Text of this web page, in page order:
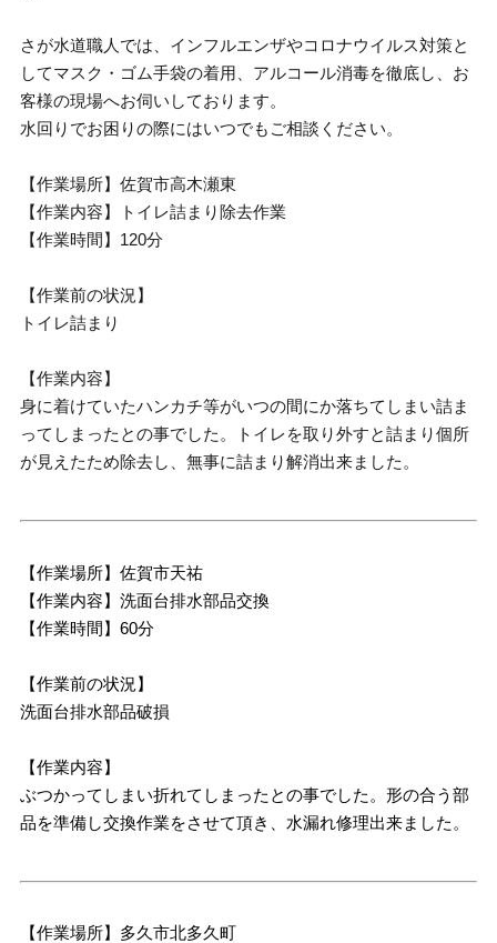
さが水道職人では、インフルエンザやコロナウイルス対策と
してマスク・ゴム手袋の着用、アルコール消毒を徹底し、お
客様の現場へお伺いしております。
水回りでお困りの際にはいつでもご相談ください。
【作業場所】佐賀市高木瀬東
【作業内容】トイレ詰まり除去作業
【作業時間】120分
【作業前の状況】
トイレ詰まり
【作業内容】
身に着けていたハンカチ等がいつの間にか落ちてしまい詰ま
ってしまったとの事でした。トイレを取り外すと詰まり個所
が見えたため除去し、無事に詰まり解消出来ました。
【作業場所】佐賀市天祐
【作業内容】洗面台排水部品交換
【作業時間】60分
【作業前の状況】
洗面台排水部品破損
【作業内容】
ぶつかってしまい折れてしまったとの事でした。形の合う部
品を準備し交換作業をさせて頂き、水漏れ修理出来ました。
【作業場所】多久市北多久町